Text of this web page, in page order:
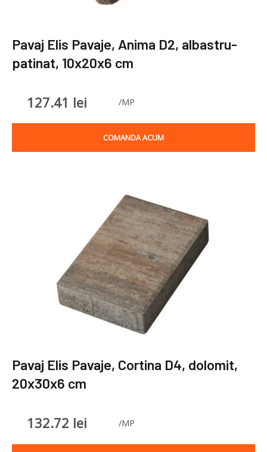
Pavaj Elis Pavaje, Anima D2, albastru-
patinat, 10x20x6 cm
127.41 lei /MP
COMANDA ACUM
Pavaj Elis Pavaje, Cortina D4, dolomit,
20x30x6 cm
132.72 lei /MP